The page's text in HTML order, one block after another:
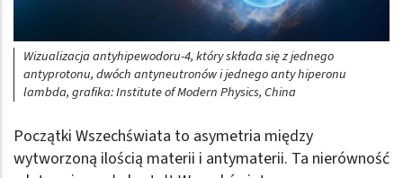
Wizualizacja antyhipewodoru-4, który składa się z jednego
antyprotonu, dwóch antyneutronów i jednego anty hiperonu
lambda, grafika: Institute of Modern Physics, China
Początki Wszechświata to asymetria między
wytworzoną ilością materii i antymaterii. Ta nierówność